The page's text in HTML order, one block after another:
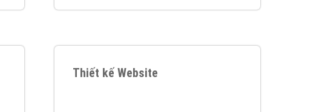
Thiết kế Website